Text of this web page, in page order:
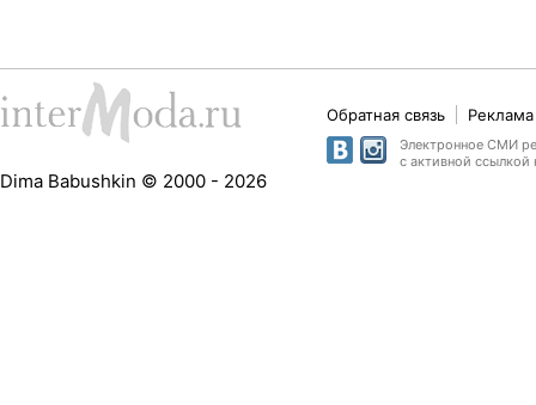
Dima Babushkin © 2000 - 2026
Обратная связь
Электронное СМИ
с активной ссылкой